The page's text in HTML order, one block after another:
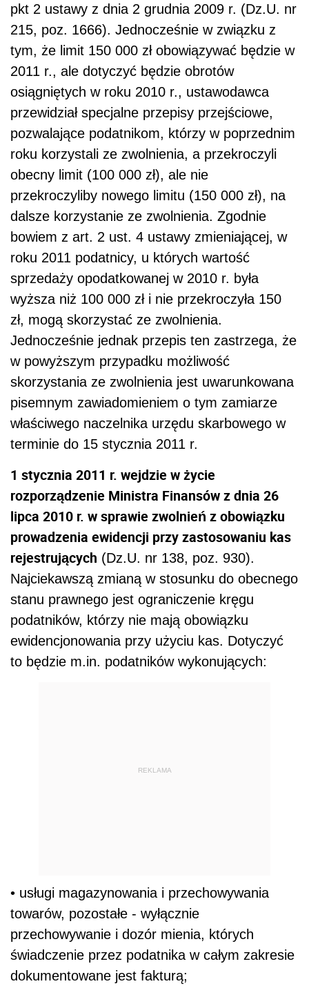
pkt 2 ustawy z dnia 2 grudnia 2009 r. (Dz.U. nr
215, poz. 1666). Jednocześnie w związku z
tym, że limit 150 000 zł obowiązywać będzie w
2011 r., ale dotyczyć będzie obrotów
osiągniętych w roku 2010 r., ustawodawca
przewidział specjalne przepisy przejściowe,
pozwalające podatnikom, którzy w poprzednim
roku korzystali ze zwolnienia, a przekroczyli
obecny limit (100 000 zł), ale nie
przekroczyliby nowego limitu (150 000 zł), na
dalsze korzystanie ze zwolnienia. Zgodnie
bowiem z art. 2 ust. 4 ustawy zmieniającej, w
roku 2011 podatnicy, u których wartość
sprzedaży opodatkowanej w 2010 r. była
wyższa niż 100 000 zł i nie przekroczyła 150
zł, mogą skorzystać ze zwolnienia.
Jednocześnie jednak przepis ten zastrzega, że
w powyższym przypadku możliwość
skorzystania ze zwolnienia jest uwarunkowana
pisemnym zawiadomieniem o tym zamiarze
właściwego naczelnika urzędu skarbowego w
terminie do 15 stycznia 2011 r.
1 stycznia 2011 r. wejdzie w życie
rozporządzenie Ministra Finansów z dnia 26
lipca 2010 r. w sprawie zwolnień z obowiązku
prowadzenia ewidencji przy zastosowaniu kas
rejestrujących (Dz.U. nr 138, poz. 930).
Najciekawszą zmianą w stosunku do obecnego
stanu prawnego jest ograniczenie kręgu
podatników, którzy nie mają obowiązku
ewidencjonowania przy użyciu kas. Dotyczyć
to będzie m.in. podatników wykonujących:
REKLAMA
• usługi magazynowania i przechowywania
towarów, pozostałe - wyłącznie
przechowywanie i dozór mienia, których
świadczenie przez podatnika w całym zakresie
dokumentowane jest fakturą;